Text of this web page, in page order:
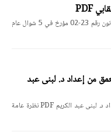
قانون رقم 23-02 يتعلق بممارسة الحق النقابي PDF قانون رقم 23-02 مؤرخ في 5 شوال عام
من إعداد د. لبنى عبد
مطبوعة في مقياس الإجراءات الجزائية المعمق من إعداد د. لبنى عبد الكريم PDF نظرة عامة